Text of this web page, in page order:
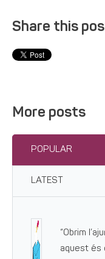
Share this
More posts
POPULAR
LATEST
“Obrim
aquest és